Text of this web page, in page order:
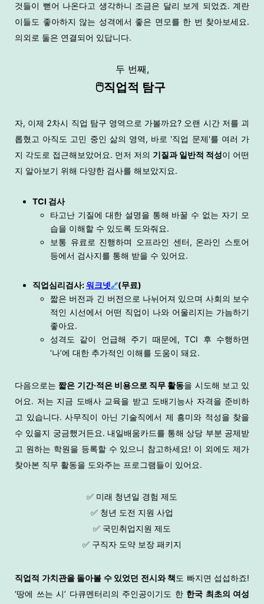
것들이 뻗어 나온다고 생각하니 조금은 달리 보게 되었죠. 계란
이들도 좋아하지 않는 성격에서 좋은 면모를 한 번 찾아보세요.
의외로 둘은 연결되어 있답니다.
두 번째,
🖱️직업적 탐구
자, 이제 2차시 직업 탐구 영역으로 가볼까요? 오랜 시간 저를 괴
롭혔고 아직도 고민 중인 삶의 영역, 바로 '직업 문제'를 여러 가
지 각도로 접근해보았어요. 먼저 저의 기질과 일반적 적성이 어떤
지 알아보기 위해 다양한 검사를 해보았지요.
TCI 검사
타고난 기질에 대한 설명을 통해 바꿀 수 없는 자기 모
습을 이해할 수 있도록 도와줘요.
보통 유료로 진행하며 오프라인 센터, 온라인 스토어
등에서 검사지를 통해 받을 수 있어요.
직업심리검사:워크넷🔗(무료)
짧은 버전과 긴 버전으로 나뉘어져 있으며 사회의 보수
적인 시선에서 어떤 직업이 나와 어울리지는 가늠하기
좋아요.
성격도 같이 언급해 주기 때문에, TCI 후 수행하면
‘나’에 대한 추가적인 이해를 도움이 돼요.
다음으로는짧은 기간·적은 비용으로 직무 활동을 시도해 보고 있
어요. 저는 지금 도배사 교육을 받고 도배기능사 자격을 준비하
고 있습니다. 사무직이 아닌 기술직에서 제 흥미와 적성을 찾을
수 있을지 궁금했거든요. 내일배움카드를 통해 상당 부분 공제받
고 원하는 학원을 등록할 수 있으니 참고하세요! 이 외에도 제가
찾아본 직무 활동을 도와주는 프로그램들이 있어요.
✅ 미래 청년일 경험 제도
✅ 청년 도전 지원 사업
✅ 국민취업지원 제도
✅ 구직자 도약 보장 패키지
직업적 가치관을 돌아볼 수 있었던 전시와 책도 빠지면 섭섭하죠!
‘땅에 쓰는 시’ 다큐멘터리의 주인공이기도 한 한국 최초의 여성